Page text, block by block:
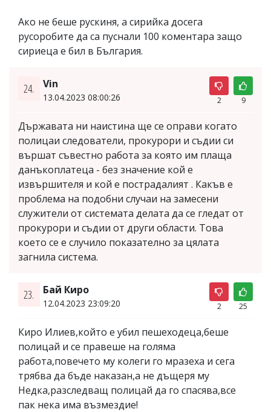
Ако не беше рускиня, а сирийка досега
русоробите да са пуснали 100 коментара защо
сириеца е бил в България.
24. Vin
13.04.2023 08:00:26 2 9
Държавата ни наистина ще се оправи когато
полицаи следователи, прокурори и съдии си
вършат съвестно работа за която им плаща
данъкоплатеца - без значение кой е
извършителя и кой е пострадалият . Какъв е
проблема на подобни случаи на замесени
служители от системата делата да се гледат от
прокурори и съдии от други области. Това
което се е случило показателно за цялата
загнила система.
23. Бай Киро
12.04.2023 23:09:20 2 25
Киро Илиев,който е убил пешеходеца,беше
полицай и се правеше на голяма
работа,повечето му колеги го мразеха и сега
трябва да бъде наказан,а не дъщеря му
Недка,разследващ полицай да го спасява,все
пак нека има възмездие!